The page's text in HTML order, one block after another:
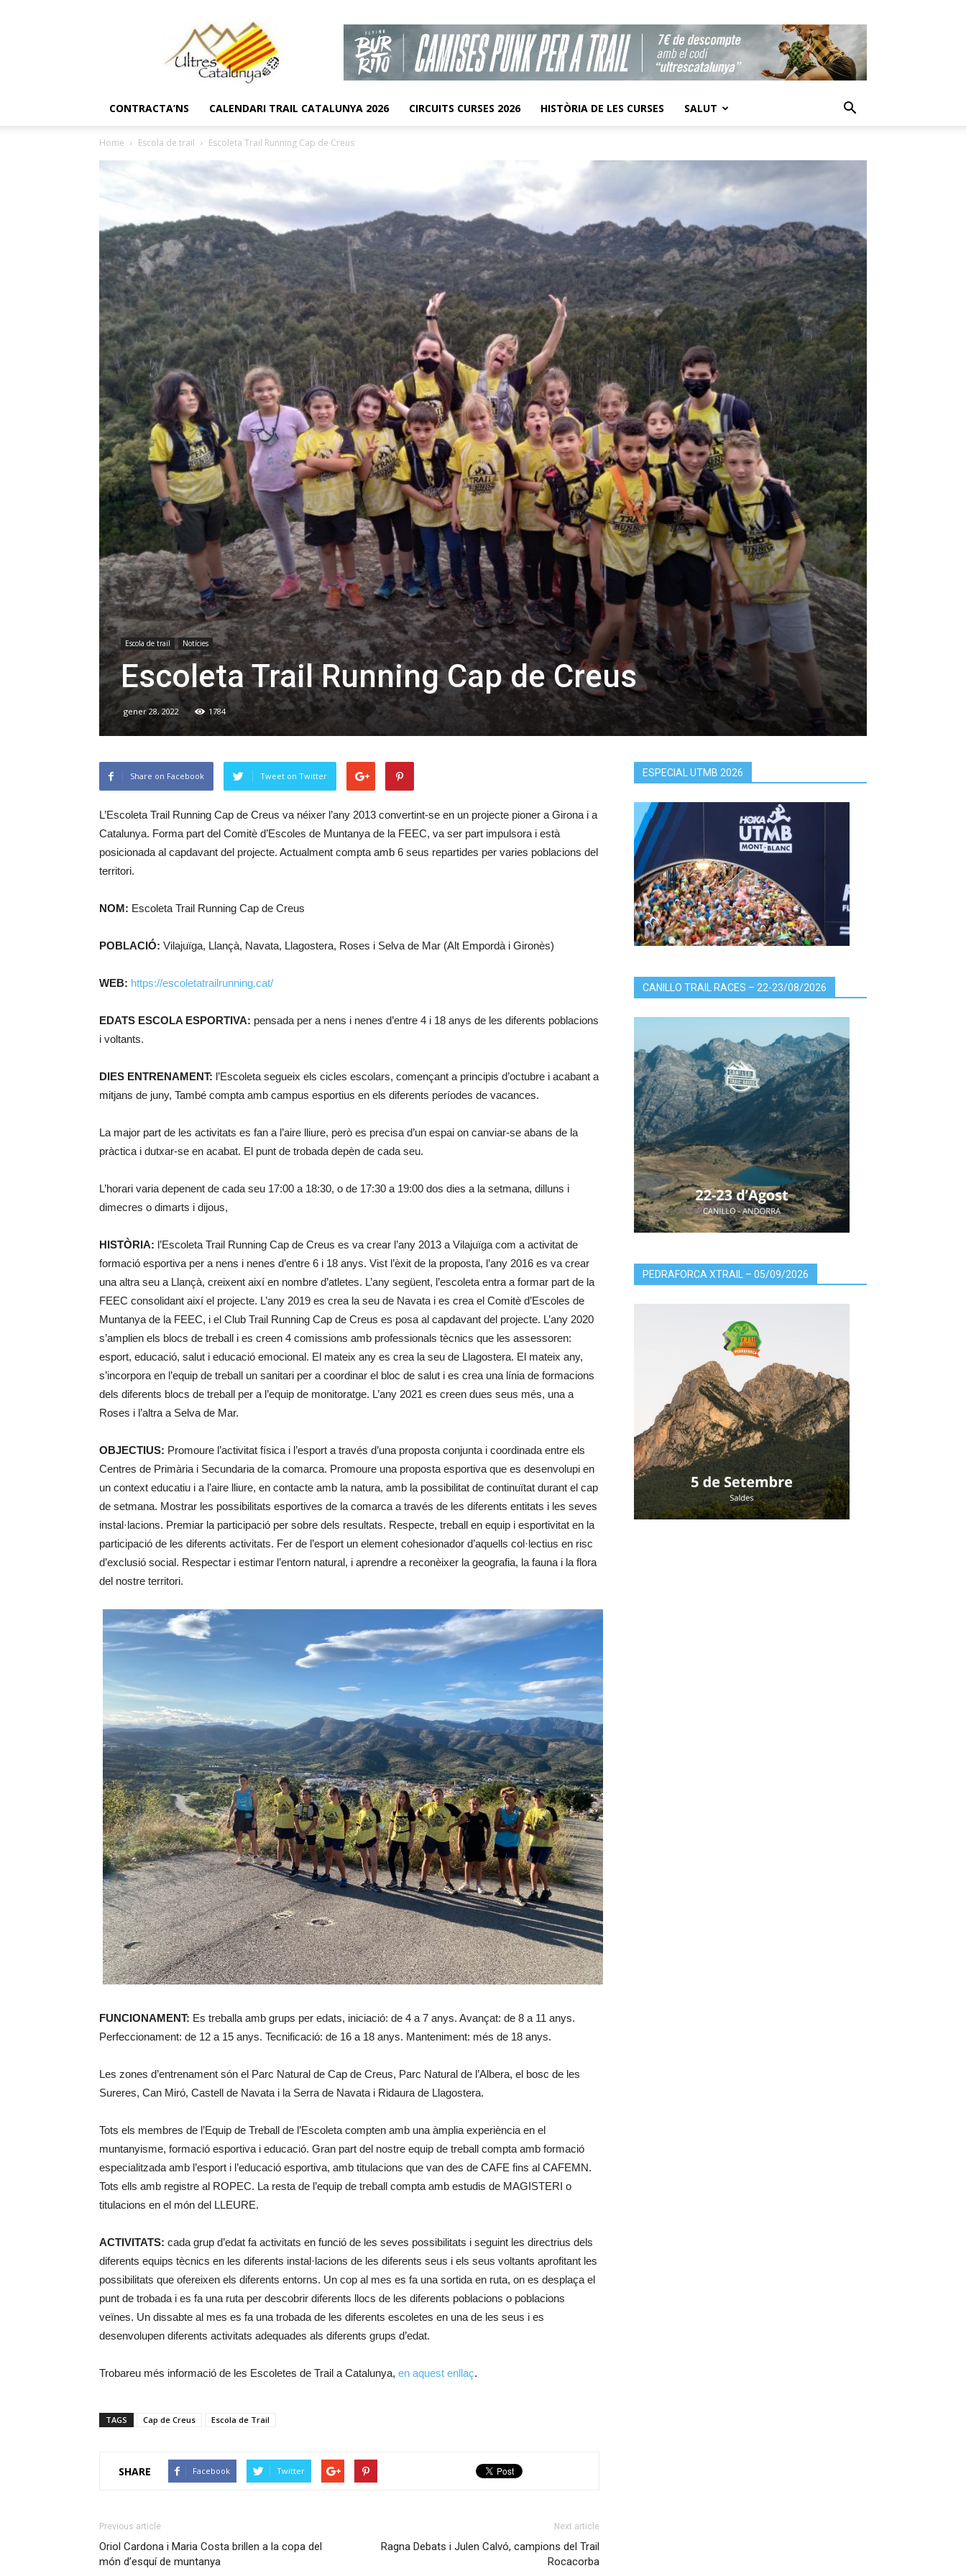
CONTRACTA’NS CALENDARI TRAIL CATALUNYA 2026 CIRCUITS CURSES 2026 HISTÒRIA DE LES CURSES SALUT
Home Escola de trail Escoleta Trail Running Cap de Creus
Escola de trail Notícies
Escoleta Trail Running Cap de Creus
gener 28, 2022 1784
Share on Facebook Tweet on Twitter
L’Escoleta Trail Running Cap de Creus va néixer l’any 2013 convertint-se en un projecte pioner a Girona i a
Catalunya. Forma part del Comitè d’Escoles de Muntanya de la FEEC, va ser part impulsora i està
posicionada al capdavant del projecte. Actualment compta amb 6 seus repartides per varies poblacions del
territori.
NOM: Escoleta Trail Running Cap de Creus
POBLACIÓ: Vilajuïga, Llançà, Navata, Llagostera, Roses i Selva de Mar (Alt Empordà i Gironès)
WEB: https://escoletatrailrunning.cat/
EDATS ESCOLA ESPORTIVA: pensada per a nens i nenes d’entre 4 i 18 anys de les diferents poblacions
i voltants.
DIES ENTRENAMENT: l’Escoleta segueix els cicles escolars, començant a principis d’octubre i acabant a
mitjans de juny, També compta amb campus esportius en els diferents períodes de vacances.
La major part de les activitats es fan a l’aire lliure, però es precisa d’un espai on canviar-se abans de la
pràctica i dutxar-se en acabat. El punt de trobada depèn de cada seu.
L’horari varia depenent de cada seu 17:00 a 18:30, o de 17:30 a 19:00 dos dies a la setmana, dilluns i
dimecres o dimarts i dijous,
HISTÒRIA: l’Escoleta Trail Running Cap de Creus es va crear l’any 2013 a Vilajuïga com a activitat de
formació esportiva per a nens i nenes d’entre 6 i 18 anys. Vist l’èxit de la proposta, l’any 2016 es va crear
una altra seu a Llançà, creixent així en nombre d’atletes. L’any següent, l’escoleta entra a formar part de la
FEEC consolidant així el projecte. L’any 2019 es crea la seu de Navata i es crea el Comitè d’Escoles de
Muntanya de la FEEC, i el Club Trail Running Cap de Creus es posa al capdavant del projecte. L’any 2020
s’amplien els blocs de treball i es creen 4 comissions amb professionals tècnics que les assessoren:
esport, educació, salut i educació emocional. El mateix any es crea la seu de Llagostera. El mateix any,
s’incorpora en l’equip de treball un sanitari per a coordinar el bloc de salut i es crea una línia de formacions
dels diferents blocs de treball per a l’equip de monitoratge. L’any 2021 es creen dues seus més, una a
Roses i l’altra a Selva de Mar.
OBJECTIUS: Promoure l’activitat física i l’esport a través d’una proposta conjunta i coordinada entre els
Centres de Primària i Secundaria de la comarca. Promoure una proposta esportiva que es desenvolupi en
un context educatiu i a l’aire lliure, en contacte amb la natura, amb la possibilitat de continuïtat durant el cap
de setmana. Mostrar les possibilitats esportives de la comarca a través de les diferents entitats i les seves
instal·lacions. Premiar la participació per sobre dels resultats. Respecte, treball en equip i esportivitat en la
participació de les diferents activitats. Fer de l’esport un element cohesionador d’aquells col·lectius en risc
d’exclusió social. Respectar i estimar l’entorn natural, i aprendre a reconèixer la geografia, la fauna i la flora
del nostre territori.
FUNCIONAMENT: Es treballa amb grups per edats, iniciació: de 4 a 7 anys. Avançat: de 8 a 11 anys.
Perfeccionament: de 12 a 15 anys. Tecnificació: de 16 a 18 anys. Manteniment: més de 18 anys.
Les zones d’entrenament són el Parc Natural de Cap de Creus, Parc Natural de l’Albera, el bosc de les
Sureres, Can Miró, Castell de Navata i la Serra de Navata i Ridaura de Llagostera.
Tots els membres de l’Equip de Treball de l’Escoleta compten amb una àmplia experiència en el
muntanyisme, formació esportiva i educació. Gran part del nostre equip de treball compta amb formació
especialitzada amb l’esport i l’educació esportiva, amb titulacions que van des de CAFE fins al CAFEMN.
Tots ells amb registre al ROPEC. La resta de l’equip de treball compta amb estudis de MAGISTERI o
titulacions en el món del LLEURE.
ACTIVITATS: cada grup d’edat fa activitats en funció de les seves possibilitats i seguint les directrius dels
diferents equips tècnics en les diferents instal·lacions de les diferents seus i els seus voltants aprofitant les
possibilitats que ofereixen els diferents entorns. Un cop al mes es fa una sortida en ruta, on es desplaça el
punt de trobada i es fa una ruta per descobrir diferents llocs de les diferents poblacions o poblacions
veïnes. Un dissabte al mes es fa una trobada de les diferents escoletes en una de les seus i es
desenvolupen diferents activitats adequades als diferents grups d’edat.
Trobareu més informació de les Escoletes de Trail a Catalunya, en aquest enllaç.
TAGS Cap de Creus Escola de Trail
SHARE Facebook Twitter
Previous article
Oriol Cardona i Maria Costa brillen a la copa del
món d’esquí de muntanya
Next article
Ragna Debats i Julen Calvó, campions del Trail
Rocacorba
ESPECIAL UTMB 2026
CANILLO TRAIL RACES – 22-23/08/2026
PEDRAFORCA XTRAIL – 05/09/2026